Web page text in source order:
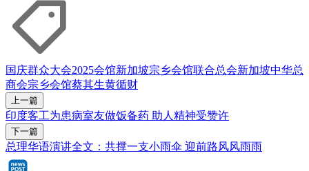
国庆群众大会2025会馆新加坡宗乡会馆联合总会新加坡中华总
商会宗乡会馆蔡其生黄循财
上一篇
印度客工为患病室友做饭备药 助人精神受赞许
下一篇
总理华语演讲全文：共撑一支小雨伞 迎前路风风雨雨